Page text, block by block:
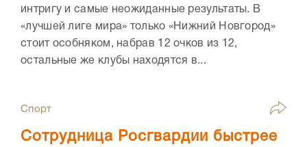
интригу и самые неожиданные результаты. В
«лучшей лиге мира» только «Нижний Новгород»
стоит особняком, набрав 12 очков из 12,
остальные же клубы находятся в...
Спорт
Сотрудница Росгвардии быстрее